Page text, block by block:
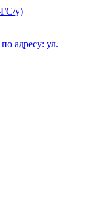
у)
адресу: ул.